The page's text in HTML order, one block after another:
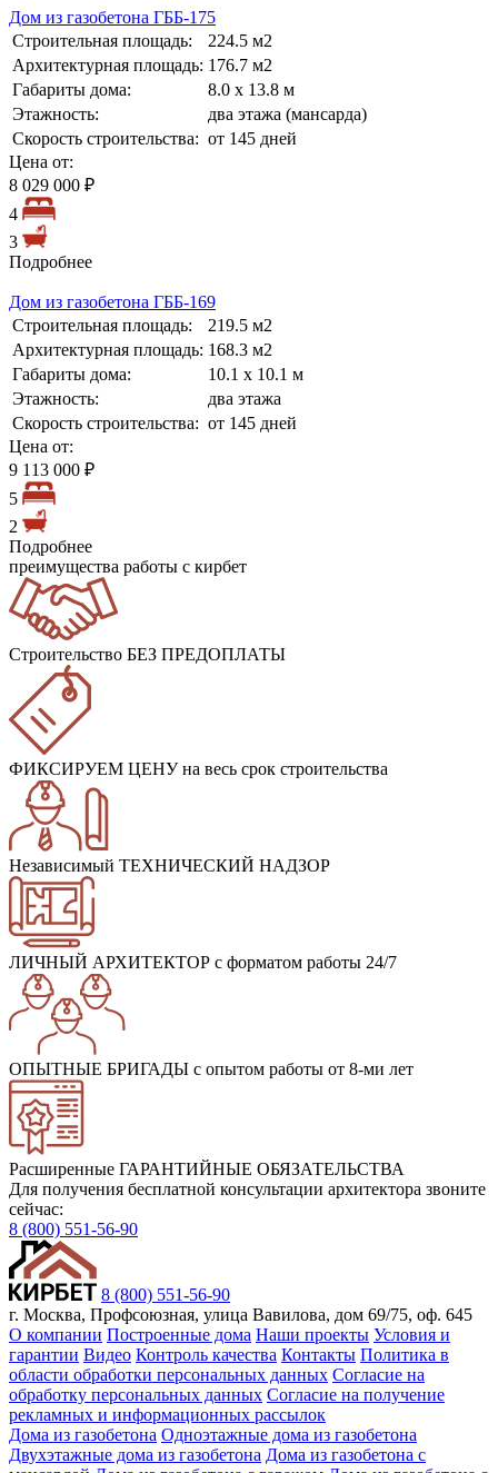
Дом из газобетона ГББ-175
Строительная площадь:
224.5 м2
Архитектурная площадь: 176.7 м2
Габариты дома:
8.0 х 13.8 м
Этажность:
два этажа (мансарда)
Скорость строительства: от 145 дней
Цена от:
8 029 000 ₽
4
3
Подробнее
Дом из газобетона ГББ-169
Строительная площадь:
219.5 м2
Архитектурная площадь: 168.3 м2
Габариты дома:
10.1 х 10.1 м
Этажность:
два этажа
Скорость строительства: от 145 дней
Цена от:
9 113 000 ₽
5
2
Подробнее
преимущества работы с кирбет
Строительство БЕЗ ПРЕДОПЛАТЫ
ФИКСИРУЕМ ЦЕНУна весь срок строительства
Независимый ТЕХНИЧЕСКИЙ НАДЗОР
ЛИЧНЫЙ АРХИТЕКТОР с форматом работы 24/7
ОПЫТНЫЕ БРИГАДЫ с опытом работы от 8-ми лет
Расширенные ГАРАНТИЙНЫЕ ОБЯЗАТЕЛЬСТВА
Для получения бесплатной консультации архитектора звоните
сейчас:
8 (800) 551-56-90
8 (800) 551-56-90
г. Москва, Профсоюзная, улица Вавилова, дом 69/75, оф. 645
О компании Построенные дома Наши проекты Условия и
гарантии Видео Контроль качества Контакты Политика в
области обработки персональных данных Согласие на
обработку персональных данных Согласие на получение
рекламных и информационных рассылок
Дома из газобетона Одноэтажные дома из газобетона
Двухэтажные дома из газобетона Дома из газобетона с